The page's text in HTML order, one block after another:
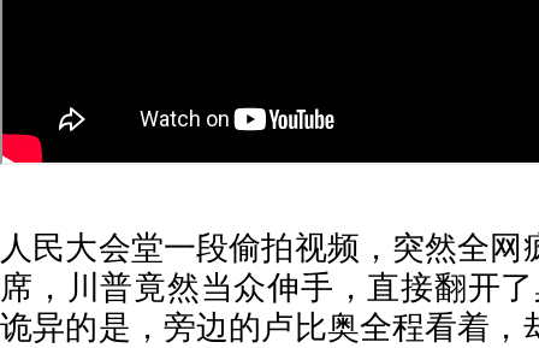
人民大会堂一段偷拍视频，突然全网
席，川普竟然当众伸手，直接翻开了
诡异的是，旁边的卢比奥全程看着，